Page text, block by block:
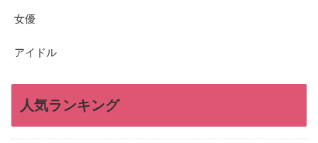
女優
アイドル
人気ランキング